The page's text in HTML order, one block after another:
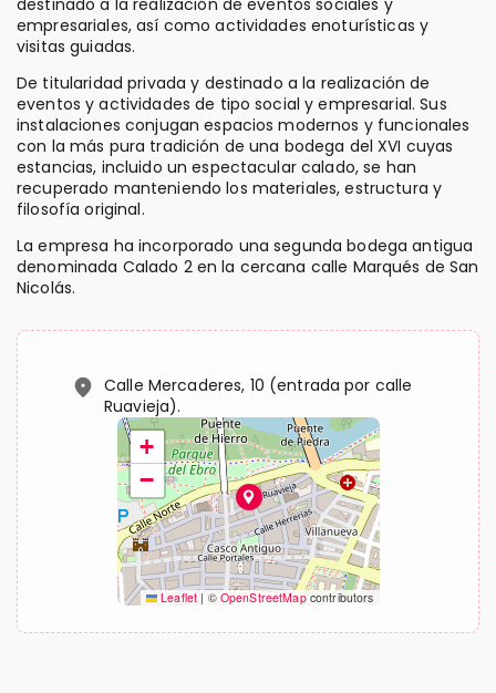
empresariales, así como actividades enoturísticas y
visitas guiadas.
De titularidad privada y destinado a la realización de
eventos y actividades de tipo social y empresarial. Sus
instalaciones conjugan espacios modernos y funcionales
con la más pura tradición de una bodega del XVI cuyas
estancias, incluido un espectacular calado, se han
recuperado manteniendo los materiales, estructura y
filosofía original.
La empresa ha incorporado una segunda bodega antigua
denominada Calado 2 en la cercana calle Marqués de San
Nicolás.
+
−
Leaflet | ©OpenStreetMapcontributors
location_on Calle Mercaderes, 10 (entrada por calle
Ruavieja).